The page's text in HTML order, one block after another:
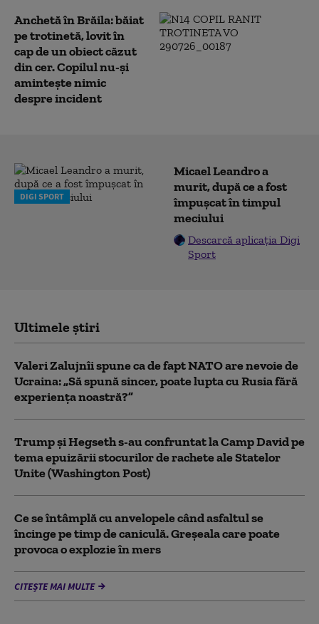
Anchetă în Brăila: băiat
pe trotinetă, lovit în
cap de un obiect căzut
din cer. Copilul nu-și
amintește nimic
despre incident
DIGI SPORT
Micael Leandro a
murit, după ce a fost
împușcat în timpul
meciului
Descarcă aplicația Digi
Sport
Ultimele știri
Valeri Zalujnîi spune ca de fapt NATO are nevoie de
Ucraina: „Să spună sincer, poate lupta cu Rusia fără
experiența noastră?”
Trump şi Hegseth s-au confruntat la Camp David pe
tema epuizării stocurilor de rachete ale Statelor
Unite (Washington Post)
Ce se întâmplă cu anvelopele când asfaltul se
încinge pe timp de caniculă. Greșeala care poate
provoca o explozie în mers
CITEȘTE MAI MULTE